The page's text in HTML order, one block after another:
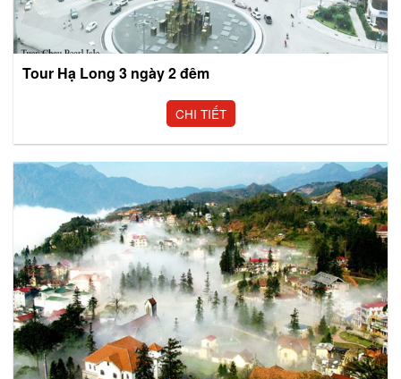
Tour Hạ Long 3 ngày 2 đêm
CHI TIẾT